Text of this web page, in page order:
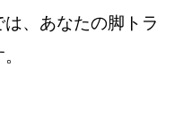
、あなたの脚トラ